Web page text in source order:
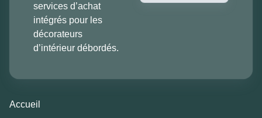
services d’achat
intégrés pour les
décorateurs
d’intérieur débordés.
Accueil